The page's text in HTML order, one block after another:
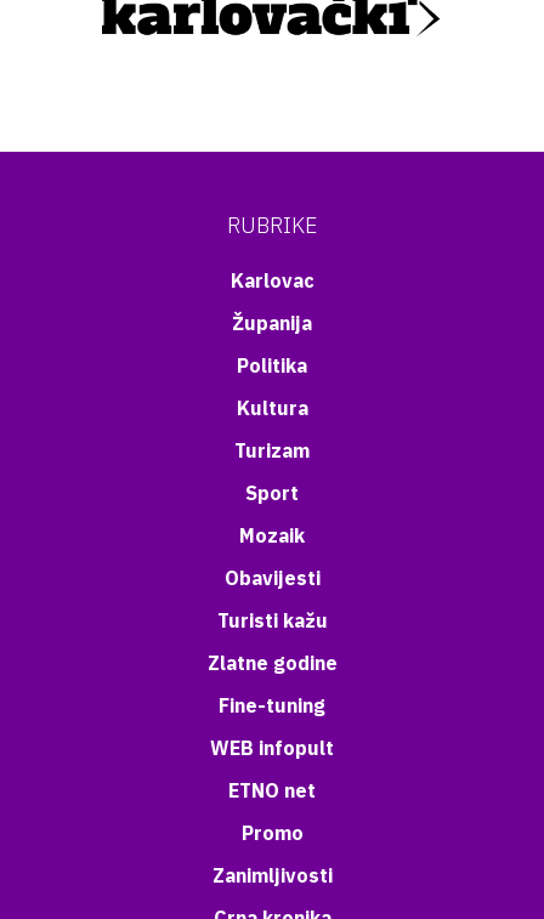
RUBRIKE
Karlovac
Županija
Politika
Kultura
Turizam
Sport
Mozaik
Obavijesti
Turisti kažu
Zlatne godine
Fine-tuning
WEB infopult
ETNO net
Promo
Zanimljivosti